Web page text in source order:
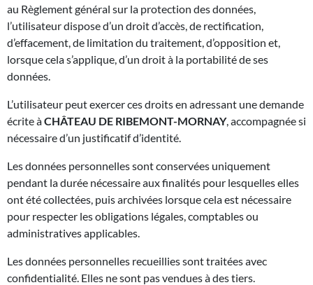
au Règlement général sur la protection des données,
l’utilisateur dispose d’un droit d’accès, de rectification,
d’effacement, de limitation du traitement, d’opposition et,
lorsque cela s’applique, d’un droit à la portabilité de ses
données.
L’utilisateur peut exercer ces droits en adressant une demande
écrite àCHÂTEAU DE RIBEMONT-MORNAY, accompagnée si
nécessaire d’un justificatif d’identité.
Les données personnelles sont conservées uniquement
pendant la durée nécessaire aux finalités pour lesquelles elles
ont été collectées, puis archivées lorsque cela est nécessaire
pour respecter les obligations légales, comptables ou
administratives applicables.
Les données personnelles recueillies sont traitées avec
confidentialité. Elles ne sont pas vendues à des tiers.